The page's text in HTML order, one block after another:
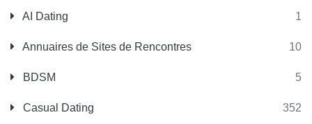
AI Dating 1
Annuaires de Sites de Rencontres 10
BDSM 5
Casual Dating 352